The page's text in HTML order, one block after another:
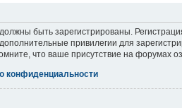
быть зарегистрированы.
привилегии для
что ваше присутствие на форумах
конфиденциальности